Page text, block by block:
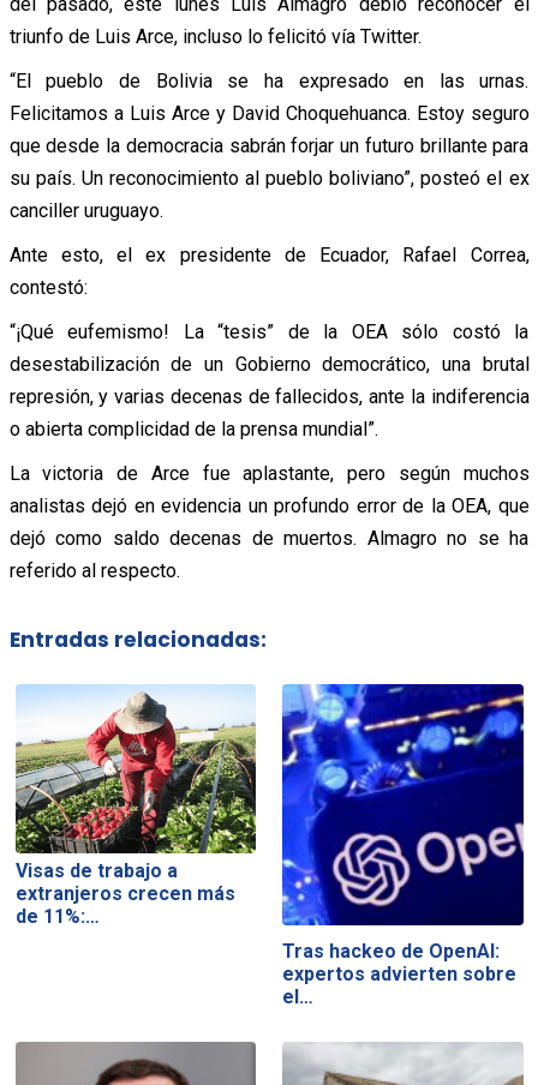
triunfo de Luis Arce, incluso lo felicitó vía Twitter.
“El pueblo de Bolivia se ha expresado en las urnas.
Felicitamos a Luis Arce y David Choquehuanca. Estoy seguro
que desde la democracia sabrán forjar un futuro brillante para
su país. Un reconocimiento al pueblo boliviano”, posteó el ex
canciller uruguayo.
Ante esto, el ex presidente de Ecuador, Rafael Correa,
contestó:
“¡Qué eufemismo! La “tesis” de la OEA sólo costó la
desestabilización de un Gobierno democrático, una brutal
represión, y varias decenas de fallecidos, ante la indiferencia
o abierta complicidad de la prensa mundial”.
La victoria de Arce fue aplastante, pero según muchos
analistas dejó en evidencia un profundo error de la OEA, que
dejó como saldo decenas de muertos. Almagro no se ha
referido al respecto.
Entradas relacionadas:
Visas de trabajo a
extranjeros crecen más
de 11%:…
Tras hackeo de OpenAI:
expertos advierten sobre
el…